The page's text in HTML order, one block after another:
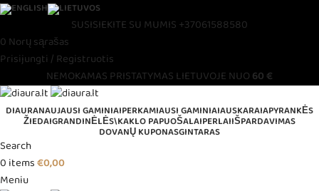
SUSISIEKITE SU MUMIS +37061588580
0 Norų sąrašas
Prisijungti / Registruotis
NEMOKAMAS PRISTATYMAS LIETUVOJE NUO 60 €
DIAURANAUJAUSI GAMINIAIPERKAMIAUSI GAMINIAIAUSKARAIAPYRANKĖS
ŽIEDAIGRANDINĖLĖS\KAKLO PAPUOŠALAIPERLAIIŠPARDAVIMAS
DOVANŲ KUPONASGINTARAS
Search
0 items€0,00
Meniu